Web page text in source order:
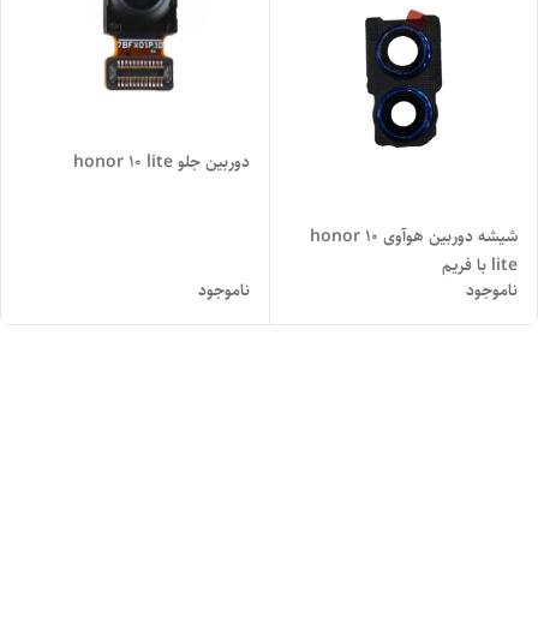
شیشه دوربین هوآوی honor 10
lite با فریم
ناموجود
دوربین جلو honor 10 lite
ناموجود